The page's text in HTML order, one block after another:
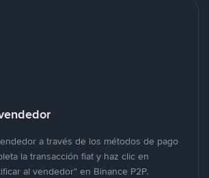
a través de los métodos de pago
la transacción fiat y haz clic en
al vendedor" en Binance P2P.